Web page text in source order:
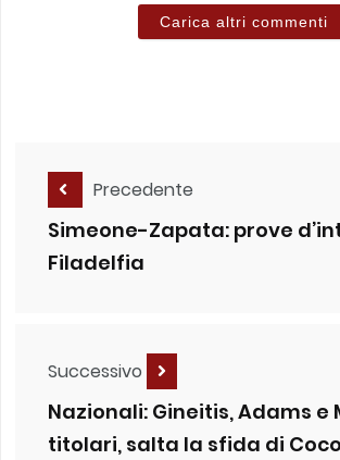
Carica altri commenti
Precedente
Simeone-Zapata: prove
Filadelfia
Successivo
Nazionali: Gineitis, Adams e
titolari, salta la sfida di Coco